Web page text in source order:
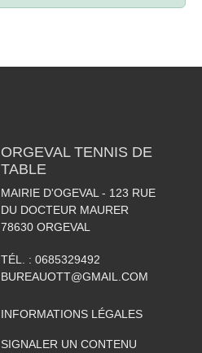
ORGEVAL TENNIS DE
TABLE
MAIRIE D'OGEVAL - 123 RUE
DU DOCTEUR MAURER
78630 ORGEVAL
TÉL. : 0685329492
BUREAUOTT@GMAIL.COM
INFORMATIONS LÉGALES
SIGNALER UN CONTENU